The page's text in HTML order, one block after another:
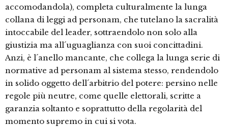
accomodandola), completa culturalmente la lunga
collana di leggi ad personam, che tutelano la sacralità
intoccabile del leader, sottraendolo non solo alla
giustizia ma all´uguaglianza con suoi concittadini.
Anzi, è l´anello mancante, che collega la lunga serie di
normative ad personam al sistema stesso, rendendolo
in solido oggetto dell´arbitrio del potere: persino nelle
regole più neutre, come quelle elettorali, scritte a
garanzia soltanto e soprattutto della regolarità del
momento supremo in cui si vota.